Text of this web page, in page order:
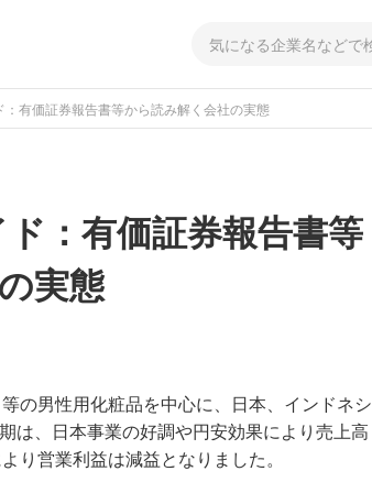
：有価証券報告書等から読み解く会社の実態
：有価証券報告書等
実態
の男性用化粧品を中心に、日本、インドネシ
は、日本事業の好調や円安効果により売上高
り営業利益は減益となりました。